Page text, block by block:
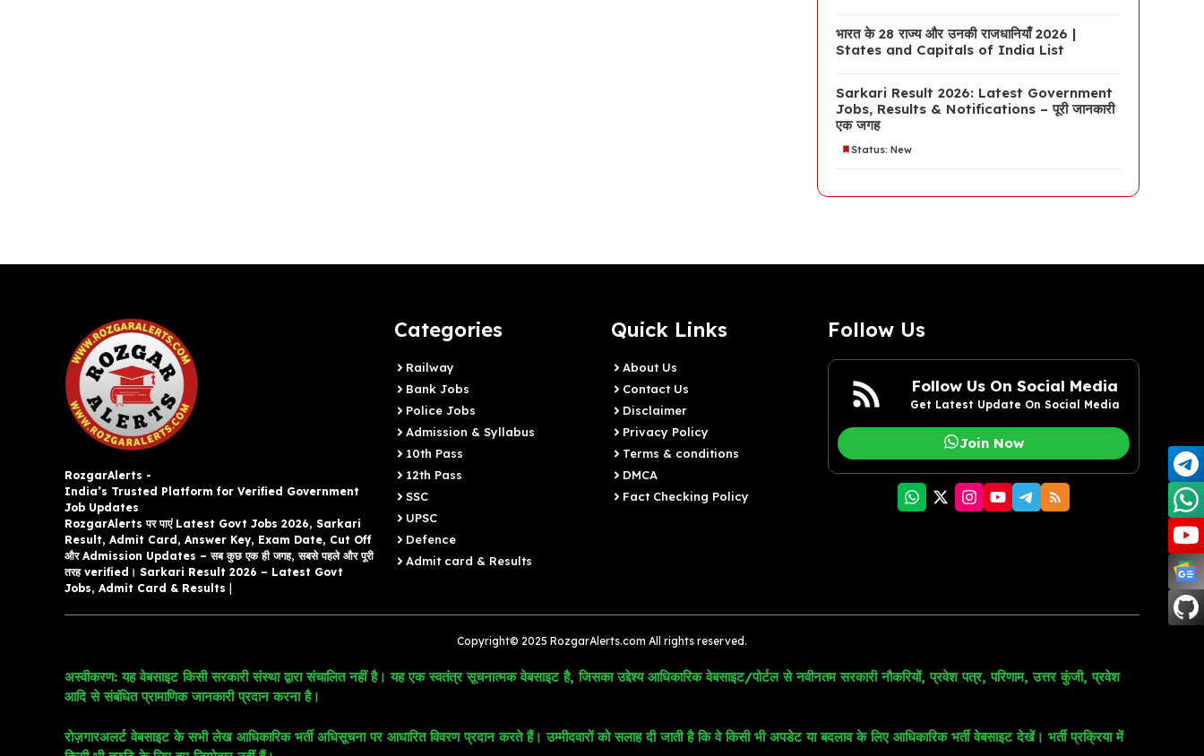
भारत के 28 राज्य और उनकी राजधानियाँ 2026 |
States and Capitals of India List
Sarkari Result 2026: Latest Government
Jobs, Results & Notifications – पूरी जानकारी
एक जगह
Status: New
RozgarAlerts -
India’s Trusted Platform for Verified Government
Job Updates
RozgarAlerts पर पाएं Latest Govt Jobs 2026, Sarkari
Result, Admit Card, Answer Key, Exam Date, Cut Off
और Admission Updates – सब कुछ एक ही जगह, सबसे पहले और पूरी
तरह verified। Sarkari Result 2026 – Latest Govt
Jobs, Admit Card & Results
Categories
Railway
Bank Jobs
Police Jobs
Admission & Syllabus
10th Pass
12th Pass
SSC
UPSC
Defence
Admit card & Results
Quick Links
About Us
Contact Us
Disclaimer
Privacy Policy
Terms & conditions
DMCA
Fact Checking Policy
Follow Us
Follow Us On Social Media
Get Latest Update On Social Media
Join Now
Copyright© 2025 RozgarAlerts.com All rights reserved.
अस्वीकरण: यह वेबसाइट किसी सरकारी संस्था द्वारा संचालित नहीं है। यह एक स्वतंत्र सूचनात्मक वेबसाइट है, जिसका उद्देश्य आधिकारिक वेबसाइट/पोर्टल से नवीनतम सरकारी नौकरियों, प्रवेश पत्र, परिणाम, उत्तर कुंजी, प्रवेश
आदि से संबंधित प्रामाणिक जानकारी प्रदान करना है।
रोज़गारअलर्ट वेबसाइट के सभी लेख आधिकारिक भर्ती अधिसूचना पर आधारित विवरण प्रदान करते हैं। उम्मीदवारों को सलाह दी जाती है कि वे किसी भी अपडेट या बदलाव के लिए आधिकारिक भर्ती वेबसाइट देखें। भर्ती प्रक्रिया में